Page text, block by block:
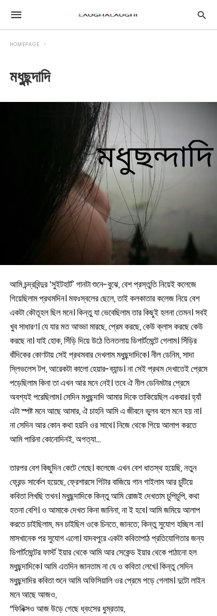
HOMEPAGE
মধুছন্দাদি
আমি চন্দ্রবিন্দুর ‘সুইটহার্ট’ গানটা শুনে-বুঝে, বেশ প্রস্তুতি নিয়েই কলেজে
গিয়েছিলাম প্রথমদিন। মফঃস্বলের ছেলে, তাই কলকাতার কলেজ নিয়ে বেশ
একটা কৌতূহল ছিল মনে। কিন্তু যা ভেবেছিলাম তার কিছুই হলনা তেমন। সবই
খুব সাধারণ। যে যার মত আড্ডা মারছে, প্রেম করছে, কেউ ক্লাস করছে কেউ
করছে না। যাই হোক, সিঁড়ি দিয়ে উঠে তিনতলায় ডিপার্টমেন্টে গেলাম। সিঁড়ির
বাঁদিকের কোণটায় সেই প্রথমবার দেখলাম মধুছন্দাদিকে। নীল ডেনিম, সাদা
স্লিভলেস টপ, আরেকটা কালো হেয়ার-ব্যান্ড। না সেই প্রথম দেখাতেই প্রেমে
পড়েছিলাম কিনা তা এখন আর মনে নেই। তবে ঐ নীল ডেনিমটার প্রেমে
অবশ্যই পরেছিলাম। সেদিন মধুছন্দাদি আমার দিকে তাকিয়েছিল একবার। হ্যাঁ
এটা স্পষ্ট মনে আছে আমার, ঐ চাহনি আমি এ জীবনে ভুলব বলে মনে হয় না।
না সেদিন আর কোন কথা হয়নি ওর সাথে। নিজে থেকে গিয়ে আলাপ করতে
আমি পারিনা কোনোদিনই, অগত্যা…
তারপর বেশ কিছুদিন কেটে গেছে। কলেজে এখন বেশ ধাতস্থ হয়েছি, নতুন
ফ্রেন্ড সার্কেল হয়েছে, ফ্রেশারসে গিটার বাজিয়ে গান গাইলাম আর চুটিয়ে
কবিতা লিখছি তখন। মধুছন্দাদিকে কিন্তু আমি রোজই দেখতাম চুপিচুপি, কথা
হতনা বেশি। ও আমাকে দেখত কিনা জানিনা, না ই হবে। আমি জমিয়ে আলাপ
করতে চাইছিলাম, মন চাইছিল ওকে চিনতে, জানতে; কিন্তু সুযোগ হচ্ছিল না।
মাসখানেক পর সুযোগ এলো। যাদবপুরে একটা কবিতাপাঠ প্রতিযোগিতার জন্য
ডিপার্টমেন্টের ফার্স্ট ইয়ার থেকে আমি আর সেকেন্ড ইয়ার থেকে পাঠানো হল
মধুছন্দাদিকে। আমি এতদিন জানতাম না যে ও কবিতা লেখে। কিন্তু সেদিন
মধুছন্দাদির কবিতা শুনে আমি অফিসিয়ালি ওর প্রেমে পড়ে গেলাম। দুটো লাইন
মনে আছে আজও,
″ফিনিক্সও আজ উড়ে গেছে ধ্বংসের ধুম্রতায়,